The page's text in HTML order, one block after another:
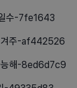
수-7fe1643
겨주-af442526
능해-8ed6d7c9